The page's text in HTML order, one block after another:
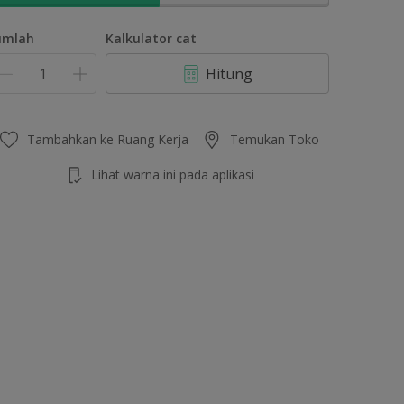
Kalkulator cat
Hitung
Tambahkan ke Ruang Kerja Temukan Toko
Lihat warna ini pada aplikasi